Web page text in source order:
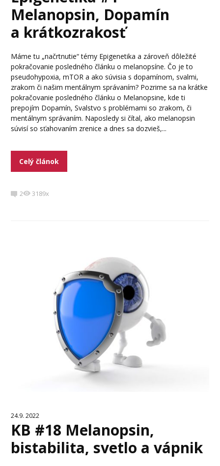
Melanopsin, Dopamín
a krátkozrakosť
Máme tu „načrtnutie“ témy Epigenetika a zároveň dôležité
pokračovanie posledného článku o melanopsíne. Čo je to
pseudohypoxia, mTOR a ako súvisia s dopamínom, svalmi,
zrakom či našim mentálnym správaním? Pozrime sa na krátke
pokračovanie posledného článku o Melanopsine, kde ti
prepojím Dopamín, Svalstvo s problémami so zrakom, či
mentálnym správaním. Naposledy si čítal, ako melanopsin
súvisí so sťahovaním zrenice a dnes sa dozvieš,...
Celý článok
2 3189x
24.9. 2022
KB #18 Melanopsin,
bistabilita, svetlo a vápnik